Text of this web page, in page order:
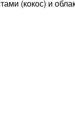
(кокос) и